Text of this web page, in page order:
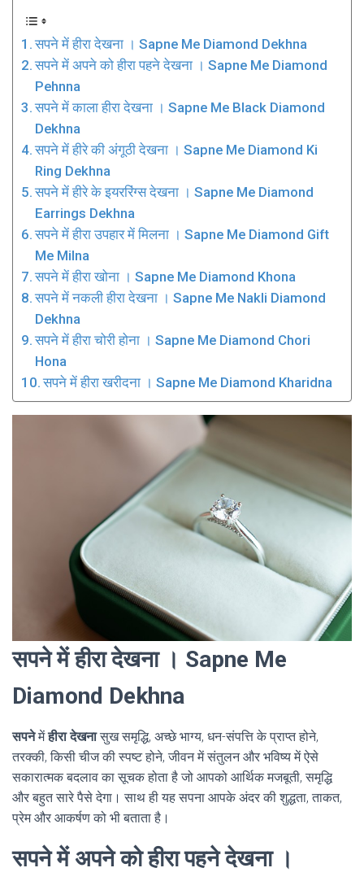
सपने में हीरा देखना । Sapne Me Diamond Dekhna
सपने में अपने को हीरा पहने देखना । Sapne Me Diamond
Pehnna
सपने में काला हीरा देखना । Sapne Me Black Diamond
Dekhna
सपने में हीरे की अंगूठी देखना । Sapne Me Diamond Ki
Ring Dekhna
सपने में हीरे के इयररिंग्स देखना । Sapne Me Diamond
Earrings Dekhna
सपने में हीरा उपहार में मिलना । Sapne Me Diamond Gift
Me Milna
सपने में हीरा खोना । Sapne Me Diamond Khona
सपने में नकली हीरा देखना । Sapne Me Nakli Diamond
Dekhna
सपने में हीरा चोरी होना । Sapne Me Diamond Chori
Hona
सपने में हीरा खरीदना । Sapne Me Diamond Kharidna
सपने में हीरा देखना । Sapne Me
Diamond Dekhna
सपनेमेंहीरा देखनासुख समृद्धि, अच्छे भाग्य, धन-संपत्ति के प्राप्त होने,
तरक्की, किसी चीज की स्पष्ट होने, जीवन में संतुलन और भविष्य में ऐसे
सकारात्मक बदलाव का सूचक होता है जो आपको आर्थिक मजबूती, समृद्धि
और बहुत सारे पैसे देगा। साथ ही यह सपना आपके अंदर की शुद्धता, ताकत,
प्रेम और आकर्षण को भी बताता है।
सपने में अपने को हीरा पहने देखना ।